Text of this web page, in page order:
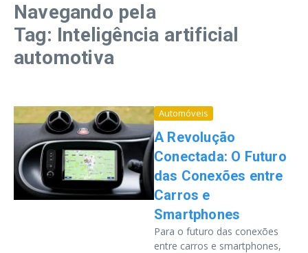
Navegando pela
Tag: Inteligência artificial
automotiva
Automóveis
A Revolução
Conectada: O Futuro
das Conexões entre
Carros e
Smartphones
Para o futuro das conexões
entre carros e smartphones,